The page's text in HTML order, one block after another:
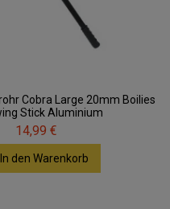
Cobra Large 20mm Boilies
Stick Aluminium
14,99 €
In den Warenkorb